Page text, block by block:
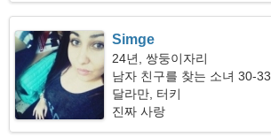
Simge
24년, 쌍둥이자리
남자 친구를 찾는 소녀 30-33
달라만, 터키
진짜 사랑